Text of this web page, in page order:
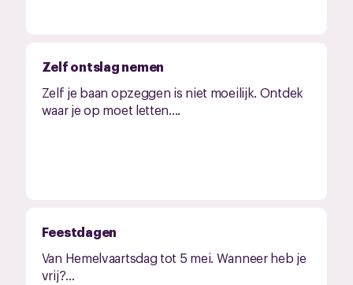
Zelf ontslag nemen
Zelf je baan opzeggen is niet moeilijk. Ontdek
waar je op moet letten....
Feestdagen
Van Hemelvaartsdag tot 5 mei. Wanneer heb je
vrij?...